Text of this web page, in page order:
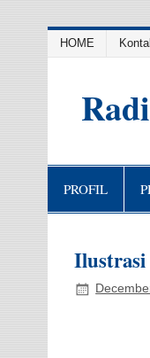
HOME
PROFIL
Ilustrasi